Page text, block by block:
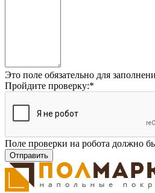
Это поле обязательно для
Пройдите проверку:*
Поле проверки на робота должно